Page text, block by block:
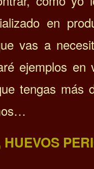
en
vas a
ejemplos
tengas más